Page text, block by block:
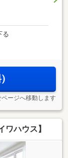
る
)
ージへ移動します
ハウス】